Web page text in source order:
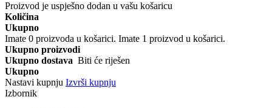
Proizvod je uspješno dodan u vašu košaricu
Količina
Ukupno
Imate 0 proizvoda u košarici. Imate 1 proizvod u košarici.
Ukupno proizvodi
Ukupno dostava Biti će riješen
Ukupno
Nastavi kupnju Izvrši kupnju
Izbornik